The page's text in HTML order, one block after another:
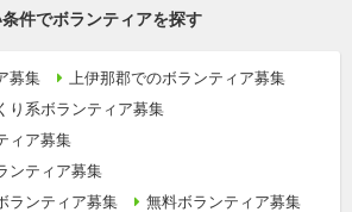
件でボランティアを探す
募集
上伊那郡でのボランティア募集
り系ボランティア募集
ィア募集
ンティア募集
ランティア募集
無料ボランティア募集